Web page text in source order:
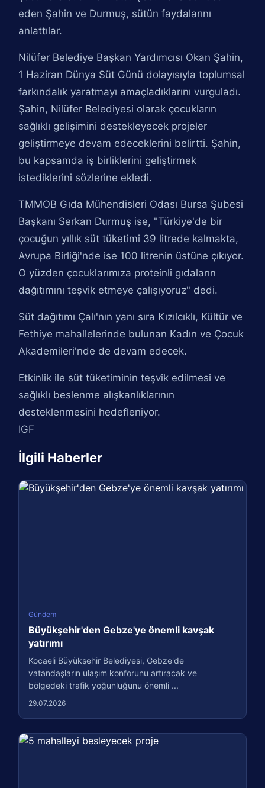
eden Şahin ve Durmuş, sütün faydalarını
anlattılar.
Nilüfer Belediye Başkan Yardımcısı Okan Şahin,
1 Haziran Dünya Süt Günü dolayısıyla toplumsal
farkındalık yaratmayı amaçladıklarını vurguladı.
Şahin, Nilüfer Belediyesi olarak çocukların
sağlıklı gelişimini destekleyecek projeler
geliştirmeye devam edeceklerini belirtti. Şahin,
bu kapsamda iş birliklerini geliştirmek
istediklerini sözlerine ekledi.
TMMOB Gıda Mühendisleri Odası Bursa Şubesi
Başkanı Serkan Durmuş ise, "Türkiye'de bir
çocuğun yıllık süt tüketimi 39 litrede kalmakta,
Avrupa Birliği'nde ise 100 litrenin üstüne çıkıyor.
O yüzden çocuklarımıza proteinli gıdaların
dağıtımını teşvik etmeye çalışıyoruz" dedi.
Süt dağıtımı Çalı'nın yanı sıra Kızılcıklı, Kültür ve
Fethiye mahallelerinde bulunan Kadın ve Çocuk
Akademileri'nde de devam edecek.
Etkinlik ile süt tüketiminin teşvik edilmesi ve
sağlıklı beslenme alışkanlıklarının
desteklenmesini hedefleniyor.
IGF
İlgili Haberler
Gündem
Büyükşehir'den Gebze'ye önemli kavşak
yatırımı
Kocaeli Büyükşehir Belediyesi, Gebze'de
vatandaşların ulaşım konforunu artıracak ve
bölgedeki trafik yoğunluğunu önemli ...
29.07.2026